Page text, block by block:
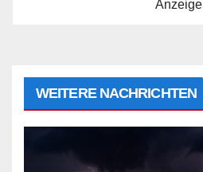
Anzeige
WEITERE NACHRICHTEN